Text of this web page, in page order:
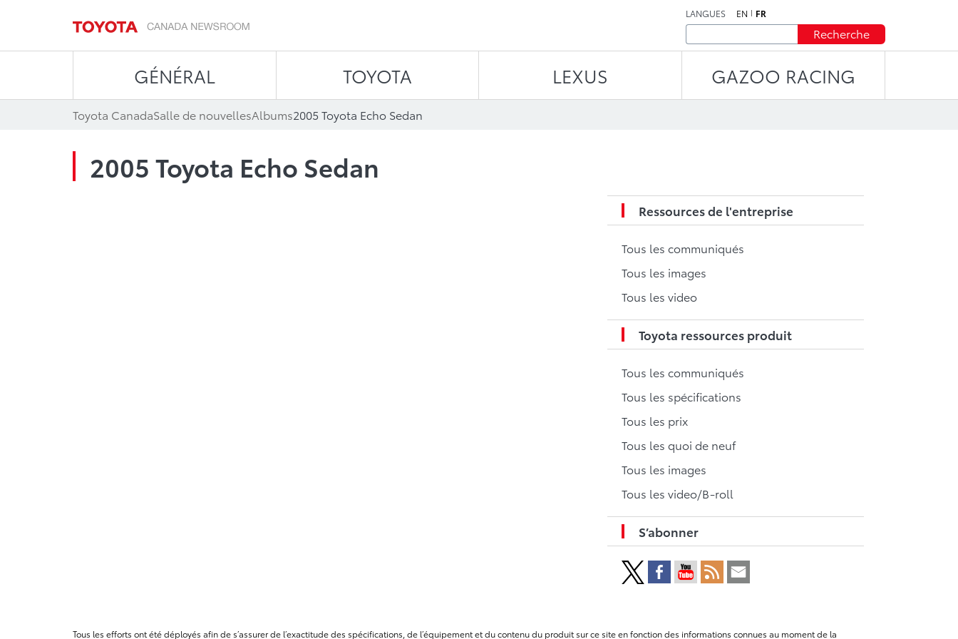
LANGUES EN FR
Recherche
GÉNÉRAL TOYOTA LEXUS GAZOO RACING
Toyota CanadaSalle de nouvellesAlbums2005 Toyota Echo Sedan
2005 Toyota Echo Sedan
Ressources de l'entreprise
Tous les communiqués
Tous les images
Tous les video
Toyota ressources produit
Tous les communiqués
Tous les spécifications
Tous les prix
Tous les quoi de neuf
Tous les images
Tous les video/B-roll
S’abonner
Tous les efforts ont été déployés afin de s’assurer de l’exactitude des spécifications, de l’équipement et du contenu du produit sur ce site en fonction des informations connues au moment de la